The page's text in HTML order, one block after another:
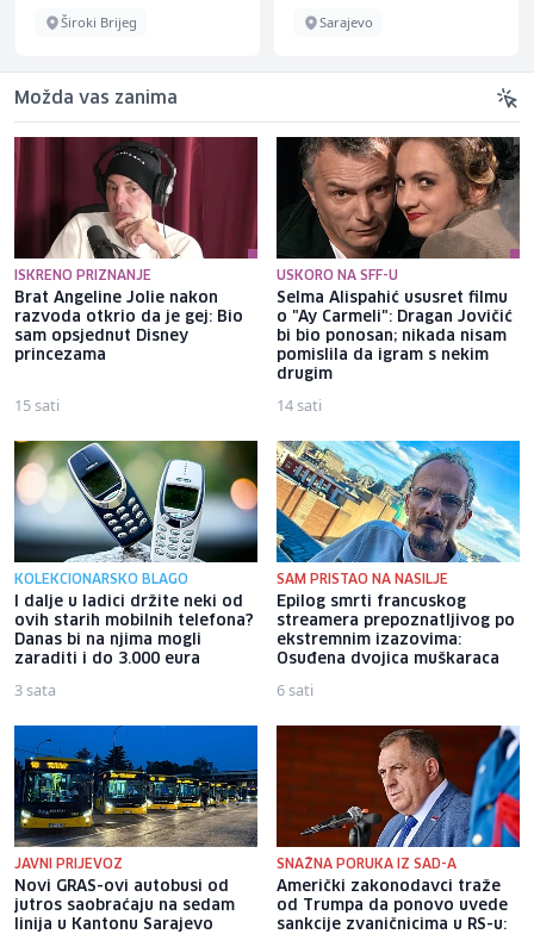
Široki Brijeg Sarajevo
Možda vas zanima
ISKRENO PRIZNANJE
Brat Angeline Jolie nakon
razvoda otkrio da je gej: Bio
sam opsjednut Disney
princezama
15 sati
USKORO NA SFF-U
Selma Alispahić ususret filmu
o "Ay Carmeli": Dragan Jovičić
bi bio ponosan; nikada nisam
pomislila da igram s nekim
drugim
14 sati
KOLEKCIONARSKO BLAGO
I dalje u ladici držite neki od
ovih starih mobilnih telefona?
Danas bi na njima mogli
zaraditi i do 3.000 eura
3 sata
SAM PRISTAO NA NASILJE
Epilog smrti francuskog
streamera prepoznatljivog po
ekstremnim izazovima:
Osuđena dvojica muškaraca
6 sati
JAVNI PRIJEVOZ
Novi GRAS-ovi autobusi od
jutros saobraćaju na sedam
linija u Kantonu Sarajevo
SNAŽNA PORUKA IZ SAD-A
Američki zakonodavci traže
od Trumpa da ponovo uvede
sankcije zvaničnicima u RS-u: